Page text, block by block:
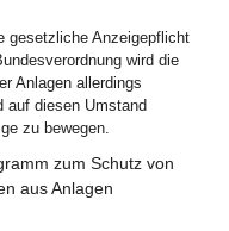
gesetzliche Anzeigepflicht
wird die
Anlagen allerdings
auf diesen Umstand
zu bewegen.
zum Schutz von
aus Anlagen